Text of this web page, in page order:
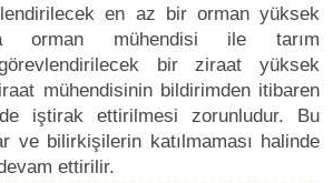
en az bir orman yüksek
orman mühendisi ile tarım
bir ziraat yüksek
mühendisinin bildirimden itibaren
iştirak ettirilmesi zorunludur. Bu
ve bilirkişilerin katılmaması halinde
ettirilir.